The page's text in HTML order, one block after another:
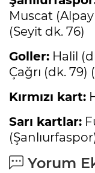
Muscat
(Seyit dk. 76)
Goller: Halil
Çağrı (dk. 79)
Kırmızı kart:
Sarı kartlar:
Yorum